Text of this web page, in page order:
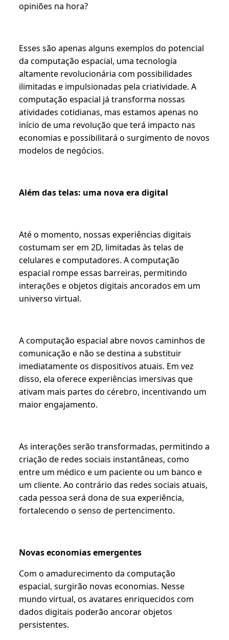
opiniões na hora?
Esses são apenas alguns exemplos do potencial
da computação espacial, uma tecnologia
altamente revolucionária com possibilidades
ilimitadas e impulsionadas pela criatividade. A
computação espacial já transforma nossas
atividades cotidianas, mas estamos apenas no
início de uma revolução que terá impacto nas
economias e possibilitará o surgimento de novos
modelos de negócios.
Além das telas: uma nova era digital
Até o momento, nossas experiências digitais
costumam ser em 2D, limitadas às telas de
celulares e computadores. A computação
espacial rompe essas barreiras, permitindo
interações e objetos digitais ancorados em um
universo virtual.
A computação espacial abre novos caminhos de
comunicação e não se destina a substituir
imediatamente os dispositivos atuais. Em vez
disso, ela oferece experiências imersivas que
ativam mais partes do cérebro, incentivando um
maior engajamento.
As interações serão transformadas, permitindo a
criação de redes sociais instantâneas, como
entre um médico e um paciente ou um banco e
um cliente. Ao contrário das redes sociais atuais,
cada pessoa será dona de sua experiência,
fortalecendo o senso de pertencimento.
Novas economias emergentes
Com o amadurecimento da computação
espacial, surgirão novas economias. Nesse
mundo virtual, os avatares enriquecidos com
dados digitais poderão ancorar objetos
persistentes.